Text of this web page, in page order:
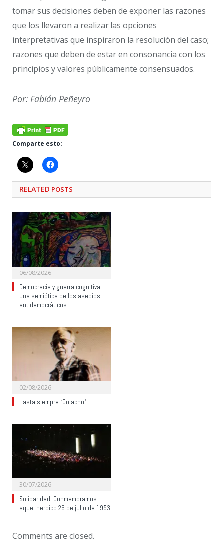
tomar sus decisiones deben de exponer las razones
que los llevaron a realizar las opciones
interpretativas que inspiraron la resolución del caso;
razones que deben de estar en consonancia con los
principios y valores públicamente consensuados.
Por: Fabián Peñeyro
Comparte esto:
RELATED POSTS
06/08/2026
Democracia y guerra cognitiva:
una semiótica de los asedios
antidemocráticos
02/08/2026
Hasta siempre “Colacho”
30/07/2026
Solidaridad: Conmemoramos
aquel heroico 26 de julio de 1953
Comments are closed.